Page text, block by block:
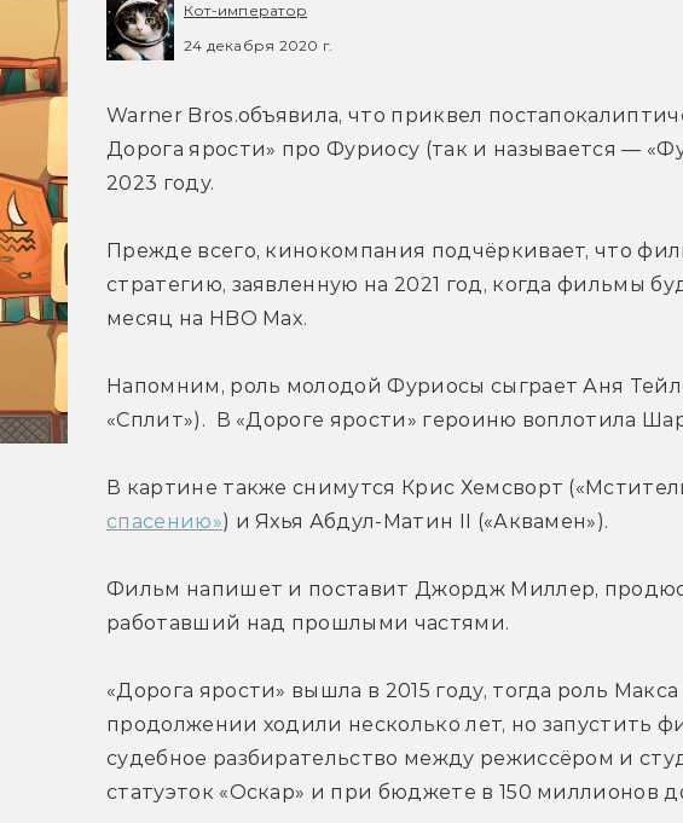
Кот-император
24 декабря 2020 г.
Warner Bros.объявила, что приквел
Дорога ярости» про Фуриосу (так и называется —
2023 году.
Прежде всего, кинокомпания подчёркивает, что
стратегию, заявленную на 2021 год, когда фильмы
месяц на HBO Max.
Напомним, роль молодой Фуриосы сыграет Аня
«Сплит»).  В «Дороге ярости» героиню воплотила
В картине также снимутся Крис Хемсворт
спасению») и Яхья Абдул-Матин II («Аквамен»).
Фильм напишет и поставит Джордж Миллер,
работавший над прошлыми частями.
«Дорога ярости» вышла в 2015 году, тогда роль
продолжении ходили несколько лет, но запустить
судебное разбирательство между режиссёром и
статуэток «Оскар» и при бюджете в 150 миллионов